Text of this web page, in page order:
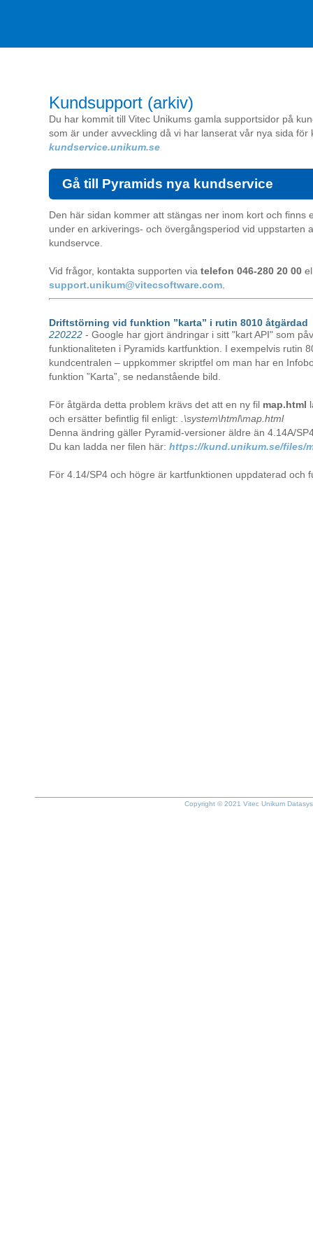
Kundsupport (arkiv)
Du har kommit till Vitec Unikums gamla supportsidor på
som är under avveckling då vi har lanserat vår nya sida för
kundservice.unikum.se
Gå till Pyramids nya kundservice
Den här sidan kommer att stängas ner inom kort och finns
under en arkiverings- och övergångsperiod vid uppstarten
kundservce.
Vid frågor, kontakta supporten via telefon 046-280 20 00
support.unikum@vitecsoftware.com
Driftstörning vid funktion ”karta” i rutin 8010 åtgärdad
220222 - Google har gjort ändringar i sitt "kart API" som
funktionaliteten i Pyramids kartfunktion. I exempelvis rutin
kundcentralen – uppkommer skriptfel om man har en
funktion ”Karta”, se nedanstående bild.
För åtgärda detta problem krävs det att en ny fil map.html
och ersätter befintlig fil enligt:
.\system\html\map.html
Denna ändring gäller Pyramid-versioner äldre än 4.14A/
Du kan ladda ner filen här: https://kund.unikum.se/files/
För 4.14/SP4 och högre är kartfunktionen uppdaterad och
Copyright © 2021 Vitec Unikum